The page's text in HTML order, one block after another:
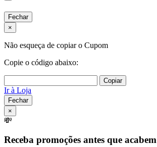
Fechar
×
Não esqueça de copiar o Cupom
Copie o código abaixo:
Copiar
Ir à Loja
Fechar
×
💸
Receba promoções antes que acabem